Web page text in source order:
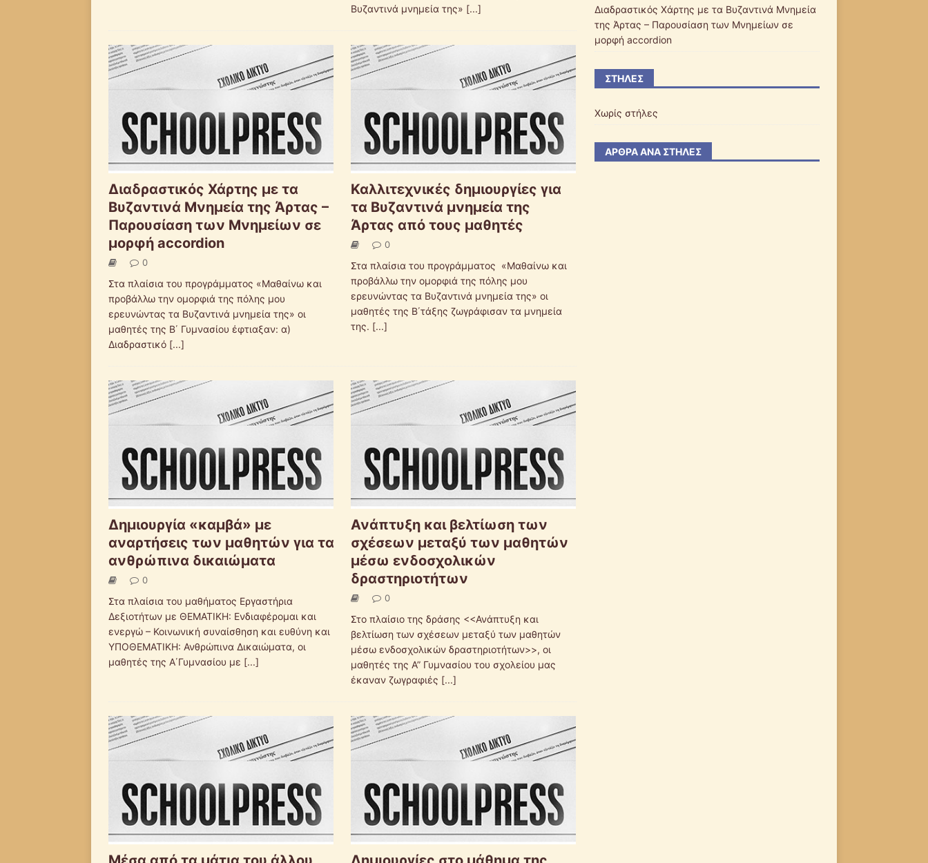
Βυζαντινά μνημεία της» [...]
Διαδραστικός Χάρτης με τα
Βυζαντινά Μνημεία της Άρτας –
Παρουσίαση των Μνημείων σε
μορφή accordion
0
Στα πλαίσια του προγράμματος «Μαθαίνω και
προβάλλω την ομορφιά της πόλης μου
ερευνώντας τα Βυζαντινά μνημεία της» οι
μαθητές της Β΄ Γυμνασίου έφτιαξαν: α)
Διαδραστικό [...]
Καλλιτεχνικές δημιουργίες για
τα Βυζαντινά μνημεία της
Άρτας από τους μαθητές
0
Στα πλαίσια του προγράμματος «Μαθαίνω και
προβάλλω την ομορφιά της πόλης μου
ερευνώντας τα Βυζαντινά μνημεία της» οι
μαθητές της Β΄τάξης ζωγράφισαν τα μνημεία
της. [...]
Δημιουργία «καμβά» με
αναρτήσεις των μαθητών για τα
ανθρώπινα δικαιώματα
0
Στα πλαίσια του μαθήματος Εργαστήρια
Δεξιοτήτων με ΘΕΜΑΤΙΚΗ: Ενδιαφέρομαι και
ενεργώ – Κοινωνική συναίσθηση και ευθύνη και
ΥΠΟΘΕΜΑΤΙΚΗ: Ανθρώπινα Δικαιώματα, οι
μαθητές της Α΄Γυμνασίου με [...]
Ανάπτυξη και βελτίωση των
σχέσεων μεταξύ των μαθητών
μέσω ενδοσχολικών
δραστηριοτήτων
0
Στο πλαίσιο της δράσης <<Ανάπτυξη και
βελτίωση των σχέσεων μεταξύ των μαθητών
μέσω ενδοσχολικών δραστηριοτήτων>>, οι
μαθητές της Α” Γυμνασίου του σχολείου μας
έκαναν ζωγραφιές [...]
Διαδραστικός Χάρτης με τα Βυζαντινά Μνημεία
της Άρτας – Παρουσίαση των Μνημείων σε
μορφή accordion
ΣΤΉΛΕΣ
Χωρίς στήλες
ΆΡΘΡΑ ΑΝΆ ΣΤΉΛΕΣ